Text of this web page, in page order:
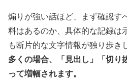
煽りが強い話ほど、まず確認す
料はあるのか、具体的な記録は
も断片的な文字情報が独り歩き
多くの場合、「見出し」「切り
って増幅されます。